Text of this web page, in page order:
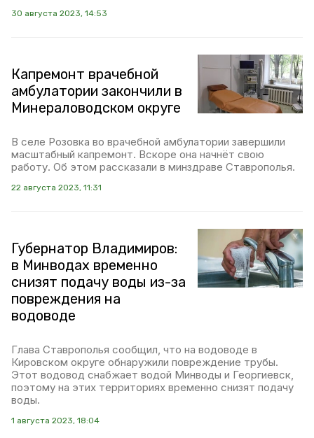
30 августа 2023, 14:53
Капремонт врачебной
амбулатории закончили в
Минераловодском округе
В селе Розовка во врачебной амбулатории завершили
масштабный капремонт. Вскоре она начнёт свою
работу. Об этом рассказали в минздраве Ставрополья.
22 августа 2023, 11:31
Губернатор Владимиров:
в Минводах временно
снизят подачу воды из-за
повреждения на
водоводе
Глава Ставрополья сообщил, что на водоводе в
Кировском округе обнаружили повреждение трубы.
Этот водовод снабжает водой Минводы и Георгиевск,
поэтому на этих территориях временно снизят подачу
воды.
1 августа 2023, 18:04